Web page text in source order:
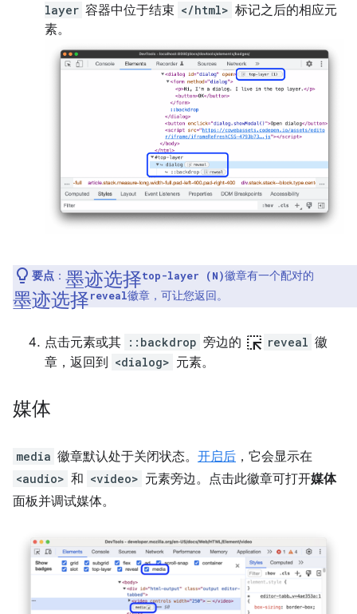
layer 容器中位于结束 </html> 标记之后的相应元
素。
要点 ： 墨迹选择top-layer (N)徽章有一个配对的
墨迹选择reveal徽章，可让您返回。
点击元素或其 ::backdrop 旁边的 ink_selection reveal 徽
章，返回到 <dialog> 元素。
媒体
media 徽章默认处于关闭状态。 开启后 ，它会显示在
<audio> 和 <video> 元素旁边。点击此徽章可打开媒体
面板并调试媒体。